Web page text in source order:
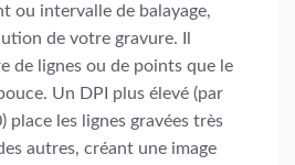
ou intervalle de balayage,
de votre gravure. Il
de lignes ou de points que le
Un DPI plus élevé (par
place les lignes gravées très
autres, créant une image